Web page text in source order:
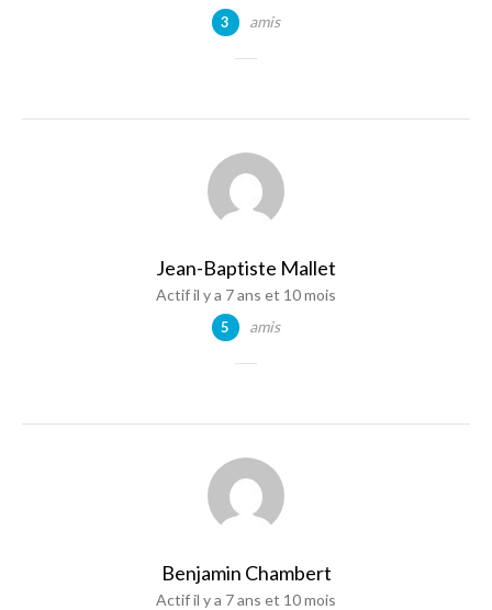
3 amis
Jean-Baptiste Mallet
Actif il y a 7 ans et 10 mois
5 amis
Benjamin Chambert
Actif il y a 7 ans et 10 mois